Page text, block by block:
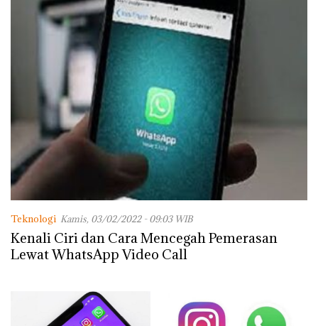
Teknologi Kamis, 03/02/2022 - 09:03 WIB
Kenali Ciri dan Cara Mencegah Pemerasan
Lewat WhatsApp Video Call